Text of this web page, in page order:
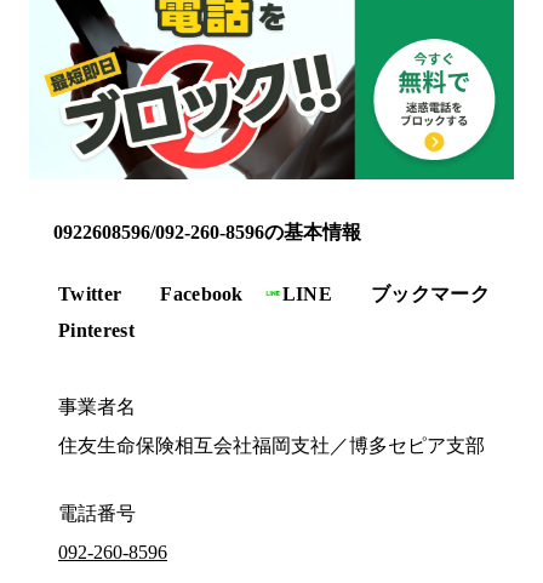
0922608596/092-260-8596の基本情報
Twitter Facebook LINE
ブックマーク
Pinterest
事業者名
住友生命保険相互会社福岡支社／博多セピア支部
電話番号
092-260-8596